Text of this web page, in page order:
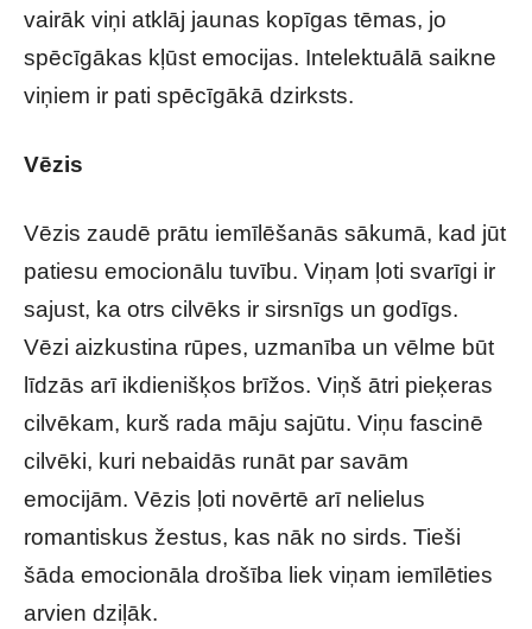
vairāk viņi atklāj jaunas kopīgas tēmas, jo
spēcīgākas kļūst emocijas. Intelektuālā saikne
viņiem ir pati spēcīgākā dzirksts.
Vēzis
Vēzis zaudē prātu iemīlēšanās sākumā, kad jūt
patiesu emocionālu tuvību. Viņam ļoti svarīgi ir
sajust, ka otrs cilvēks ir sirsnīgs un godīgs.
Vēzi aizkustina rūpes, uzmanība un vēlme būt
līdzās arī ikdienišķos brīžos. Viņš ātri pieķeras
cilvēkam, kurš rada māju sajūtu. Viņu fascinē
cilvēki, kuri nebaidās runāt par savām
emocijām. Vēzis ļoti novērtē arī nelielus
romantiskus žestus, kas nāk no sirds. Tieši
šāda emocionāla drošība liek viņam iemīlēties
arvien dziļāk.